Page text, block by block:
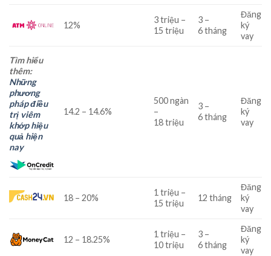
12%
3triệu –
15 triệu
3 –
6tháng
Đăng
ký
vay
Tìm hiểu
thêm:
Những
phương
pháp điều
trị viêm
khớp hiệu
quả hiện
nay
14.2 – 14.6%
500ngàn
–
18triệu
3 –
6tháng
Đăng
ký
vay
18 –20%
1 triệu –
15 triệu
12 tháng
Đăng
ký
vay
12 – 18.25%
1 triệu –
10triệu
3 –
6tháng
Đăng
ký
vay